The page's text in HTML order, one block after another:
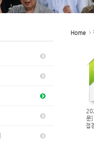
Home
문]
접